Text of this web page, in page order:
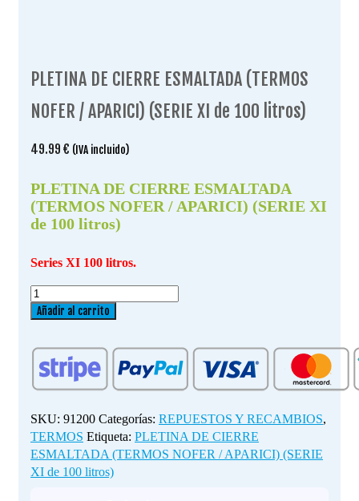
PLETINA DE CIERRE ESMALTADA (TERMOS
NOFER / APARICI) (SERIE XI de 100 litros)
49.99 € (IVA incluido)
PLETINA DE CIERRE ESMALTADA
(TERMOS NOFER / APARICI) (SERIE XI
de 100 litros)
Series XI 100 litros.
PLETINA
DE
ESMALTADA
(TERMOS
NOFER
APARICI)
(SERIE
XI
de
Añadir al carrito
SKU: 91200 Categorías: REPUESTOS Y RECAMBIOS,
TERMOS Etiqueta: PLETINA DE CIERRE
ESMALTADA (TERMOS NOFER / APARICI) (SERIE
XI de 100 litros)